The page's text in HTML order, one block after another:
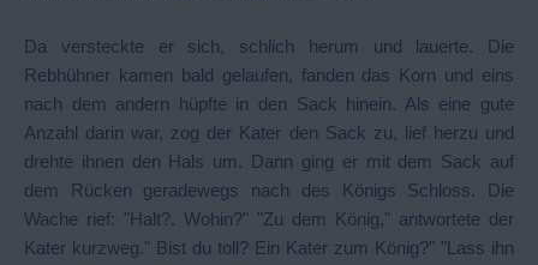
Da versteckte er sich, schlich herum und lauerte. Die
Rebhühner kamen bald gelaufen, fanden das Korn und eins
nach dem andern hüpfte in den Sack hinein. Als eine gute
Anzahl darin war, zog der Kater den Sack zu, lief herzu und
drehte ihnen den Hals um. Dann ging er mit dem Sack auf
dem Rücken geradewegs nach des Königs Schloss. Die
Wache rief: "Halt?. Wohin?" "Zu dem König," antwortete der
Kater kurzweg." Bist du toll? Ein Kater zum König?" "Lass ihn